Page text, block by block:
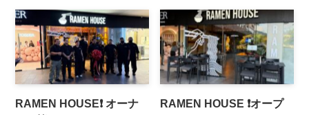
RAMEN HOUSE❗️ オーナ
RAMEN HOUSE ❗️オープ